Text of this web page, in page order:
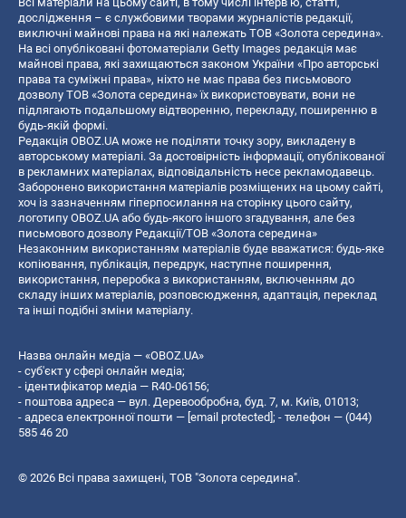
дослідження – є службовими творами журналістів редакції,
виключні майнові права на які належать ТОВ «Золота середина».
На всі опубліковані фотоматеріали Getty Images редакція має
майнові права, які захищаються законом України «Про авторські
права та суміжні права», ніхто не має права без письмового
дозволу ТОВ «Золота середина» їх використовувати, вони не
підлягають подальшому відтворенню, перекладу, поширенню в
будь-якій формі.
Редакція OBOZ.UA може не поділяти точку зору, викладену в
авторському матеріалі. За достовірність інформації, опублікованої
в рекламних матеріалах, відповідальність несе рекламодавець.
Заборонено використання матеріалів розміщених на цьому сайті,
хоч із зазначенням гіперпосилання на сторінку цього сайту,
логотипу OBOZ.UA або будь-якого іншого згадування, але без
письмового дозволу Редакції/ТОВ «Золота середина»
Незаконним використанням матеріалів буде вважатися: будь-яке
копiювання, публiкацiя, передрук, наступне поширення,
використання, переробка з використанням, включенням до
складу інших матеріалів, розповсюдження, адаптація, переклад
та інші подібні зміни матеріалу.
Назва онлайн медіа — «OBOZ.UA»
- суб'єкт у сфері онлайн медіа;
- ідентифікатор медіа — R40-06156;
- поштова адреса — вул. Деревообробна, буд. 7, м. Київ, 01013;
- адреса електронної пошти — [email protected]; - телефон — (044)
585 46 20
© 2026 Всі права захищені, ТОВ "Золота середина".